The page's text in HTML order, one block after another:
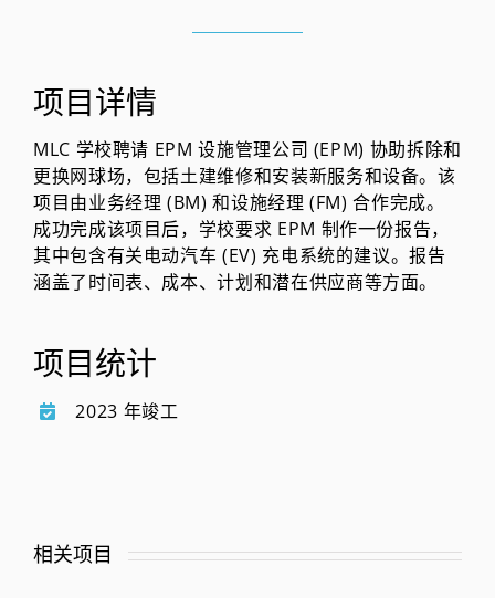
项目详情
MLC 学校聘请 EPM 设施管理公司 (EPM) 协助拆除和
更换网球场，包括土建维修和安装新服务和设备。该
项目由业务经理 (BM) 和设施经理 (FM) 合作完成。
成功完成该项目后，学校要求 EPM 制作一份报告，
其中包含有关电动汽车 (EV) 充电系统的建议。报告
涵盖了时间表、成本、计划和潜在供应商等方面。
项目统计
2023 年竣工
相关项目